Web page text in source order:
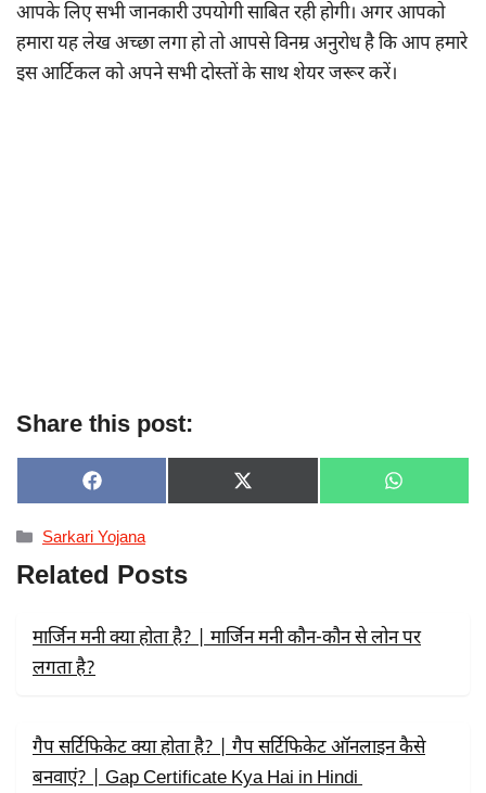
आपके लिए सभी जानकारी उपयोगी साबित रही होगी। अगर आपको
हमारा यह लेख अच्छा लगा हो तो आपसे विनम्र अनुरोध है कि आप हमारे
इस आर्टिकल को अपने सभी दोस्तों के साथ शेयर जरूर करें।
Share this post:
SHARE
ON
F
A
C
E
B
O
SHARE
ON
X
(
R
SHARE
ON
W
H
Categories
Sarkari Yojana
Related Posts
मार्जिन मनी क्या होता है? | मार्जिन मनी कौन-कौन से लोन पर
लगता है?
गैप सर्टिफिकेट क्या होता है? | गैप सर्टिफिकेट ऑनलाइन कैसे
बनवाएं? | Gap Certificate Kya Hai in Hindi